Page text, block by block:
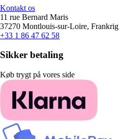
Kontakt os
11 rue Bernard Maris
37270 Montlouis-sur-Loire, Frankrig
+33 1 86 47 62 58
Sikker betaling
Køb trygt på vores side